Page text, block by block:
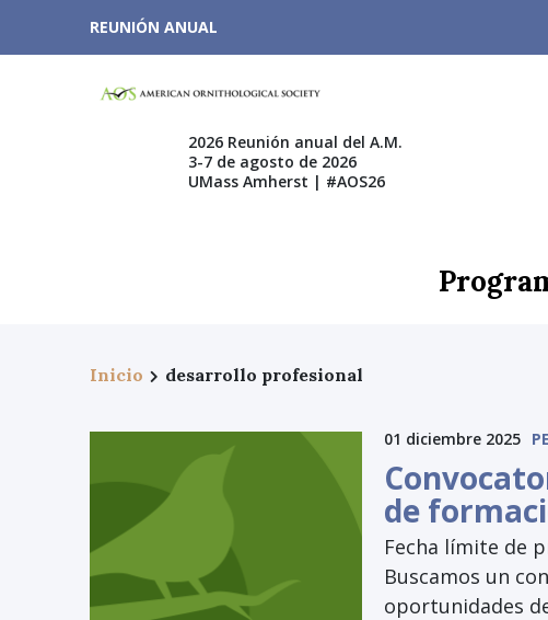
REUNIÓN ANUAL
2026 Reunión anual del A.M.
3-7 de agosto de 2026
UMass Amherst | #AOS26
Inicio desarrollo profesional
01 diciembre 2025
de
Fecha límite de
Buscamos un
oportunidades